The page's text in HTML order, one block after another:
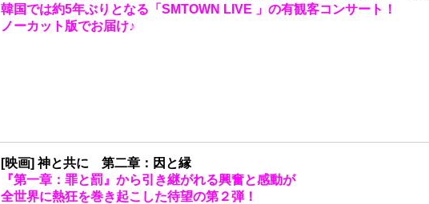
韓国では約5年ぶりとなる「SMTOWN LIVE 」の有観客コンサート！
ノーカット版でお届け♪
[映画] 神と共に 第二章：因と縁
『第一章：罪と罰』から引き継がれる興奮と感動が
全世界に熱狂を巻き起こした待望の第２弾！